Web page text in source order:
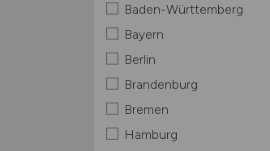
Baden-Württemberg
Bayern
Berlin
Brandenburg
Bremen
Hamburg